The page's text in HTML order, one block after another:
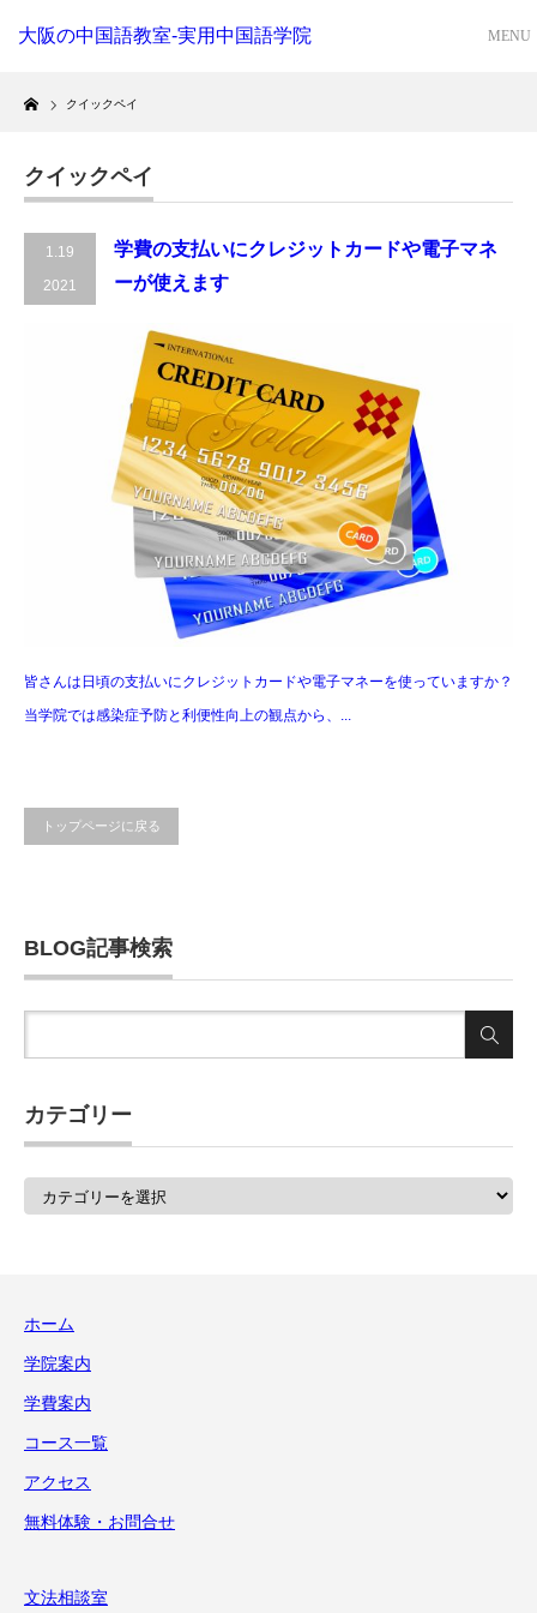
大阪の中国語教室-実用中国語学院
Home
クイックペイ
クイックペイ
1.19
2021
学費の支払いにクレジットカードや電子マネ
ーが使えます
皆さんは日頃の支払いにクレジットカードや電子マネーを使っていますか？
当学院では感染症予防と利便性向上の観点から、...
トップページに戻る
BLOG記事検索
カテゴリー
カ
ホーム
学院案内
学費案内
コース一覧
アクセス
無料体験・お問合せ
文法相談室